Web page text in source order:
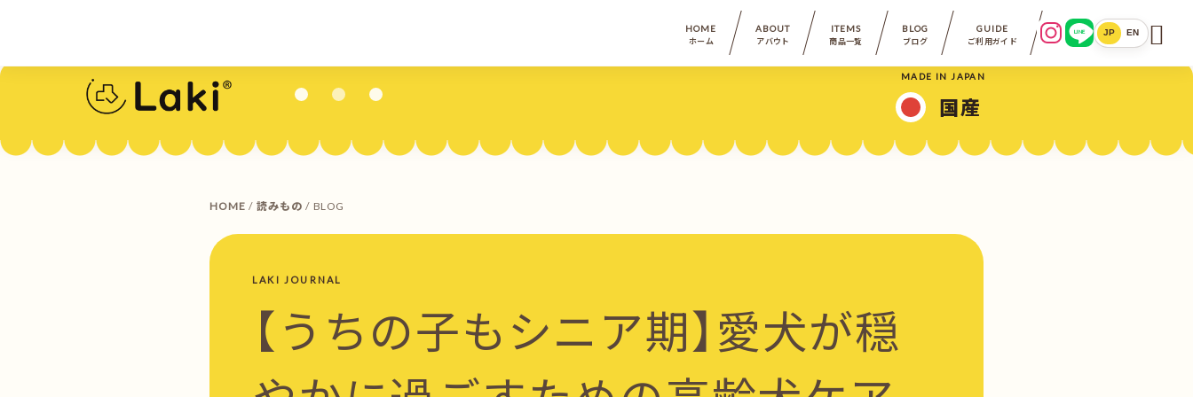
HOME
ホーム
ABOUT
アバウト
ITEMS
商品一覧
BLOG
ブログ
GUIDE
ご利用ガイド
LINE JP EN 
MADE IN JAPAN
国産
HOME / 読みもの / BLOG
LAKI JOURNAL
【うちの子もシニア期】愛犬が穏